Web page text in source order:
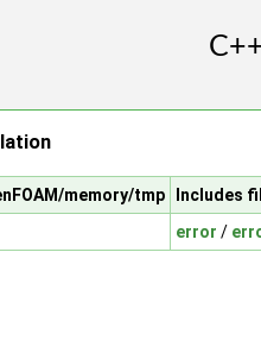
memory/tmp
Includes
error /